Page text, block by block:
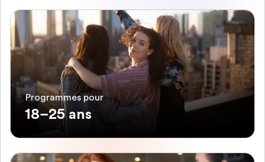
Programmes pour
18–25 ans